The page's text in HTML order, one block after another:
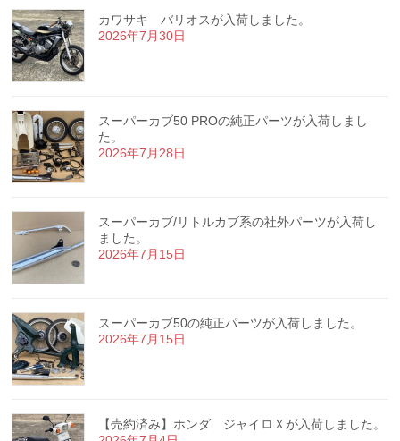
カワサキ バリオスが入荷しました。
2026年7月30日
スーパーカブ50 PROの純正パーツが入荷しまし
た。
2026年7月28日
スーパーカブ/リトルカブ系の社外パーツが入荷し
ました。
2026年7月15日
スーパーカブ50の純正パーツが入荷しました。
2026年7月15日
【売約済み】ホンダ ジャイロＸが入荷しました。